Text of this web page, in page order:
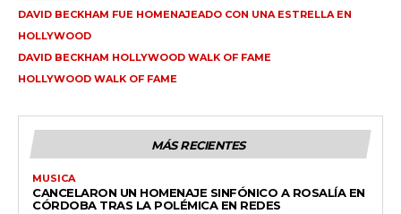
DAVID BECKHAM FUE HOMENAJEADO CON UNA ESTRELLA EN
HOLLYWOOD
DAVID BECKHAM HOLLYWOOD WALK OF FAME
HOLLYWOOD WALK OF FAME
MÁS RECIENTES
MUSICA
CANCELARON UN HOMENAJE SINFÓNICO A ROSALÍA EN
CÓRDOBA TRAS LA POLÉMICA EN REDES